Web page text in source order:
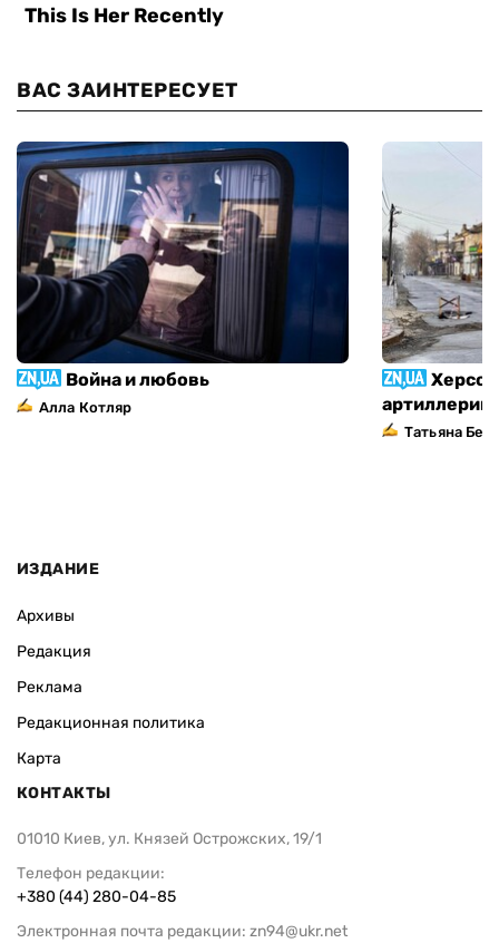
ВАС ЗАИНТЕРЕСУЕТ
Война и любовь
Алла Котляр
Татьяна
ИЗДАНИЕ
Архивы
Редакция
Реклама
Редакционная политика
Карта
КОНТАКТЫ
01010 Киев, ул. Князей Острожских, 19/1
Телефон редакции:
+380 (44) 280-04-85
Электронная почта редакции: zn94@ukr.net